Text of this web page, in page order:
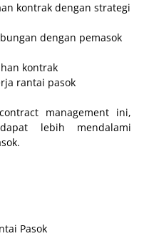
kontrak dengan strategi
dengan pemasok
kontrak
rantai pasok
management ini,
lebih mendalami
Pasok